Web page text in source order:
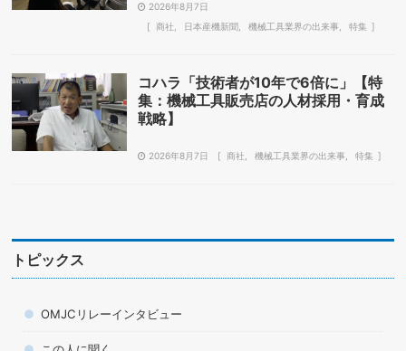
2026年8月7日
商社
日本産機新聞 機械工具業界の出来事 特集
コハラ「技術者が10年で6倍に」【特
集：機械工具販売店の人材採用・育成
戦略】
2026年8月7日 商社 機械工具業界の出来事 特集
トピックス
OMJCリレーインタビュー